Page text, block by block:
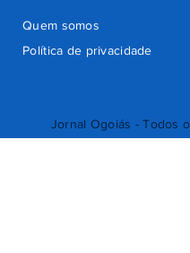
Jornal Ogoiás - Todos
Quem somos
Política de privacidade